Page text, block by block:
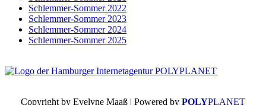
Schlemmer-Sommer 2022
Schlemmer-Sommer 2023
Schlemmer-Sommer 2024
Schlemmer-Sommer 2025
Copyright by Evelyne Maaß | Powered by POLYPLANET